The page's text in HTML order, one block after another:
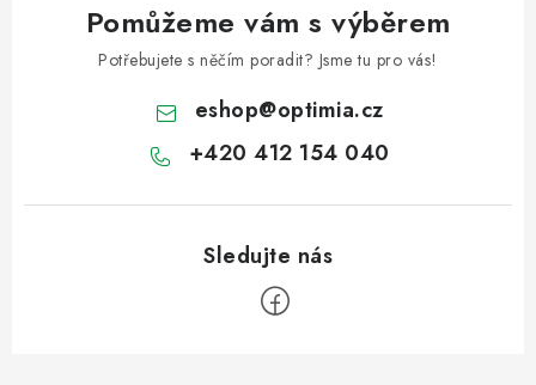
Pomůžeme vám s výběrem
Potřebujete s něčím poradit? Jsme tu pro vás!
eshop@optimia.cz
+420 412 154 040